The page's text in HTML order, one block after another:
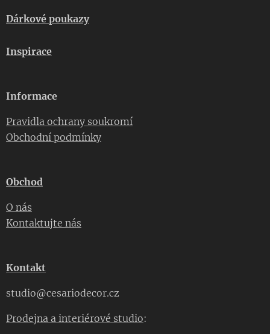
Dárkové poukazy
Inspirace
Informace
Pravidla ochrany soukromí
Obchodní podmínky
Obchod
O nás
Kontaktujte nás
Kontakt
studio@cesariodecor.cz
Prodejna a interiérové studio: